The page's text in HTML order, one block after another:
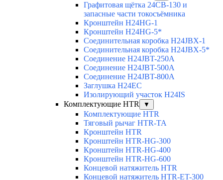
Графитовая щётка 24CB-130 и
запасные части токосъёмника
Кронштейн H24HG-1
Кронштейн H24HG-5*
Соединительная коробка H24JBX-1
Соединительная коробка H24JBX-5*
Соединение H24JBT-250A
Соединение H24JBT-500A
Соединение H24JBT-800A
Заглушка H24EC
Изолирующий участок H24IS
Комплектующие HTR
▼
Комплектующие HTR
Тяговый рычаг HTR-TA
Кронштейн HTR
Кронштейн HTR-HG-300
Кронштейн HTR-HG-400
Кронштейн HTR-HG-600
Концевой натяжитель HTR
Концевой натяжитель HTR-ET-300